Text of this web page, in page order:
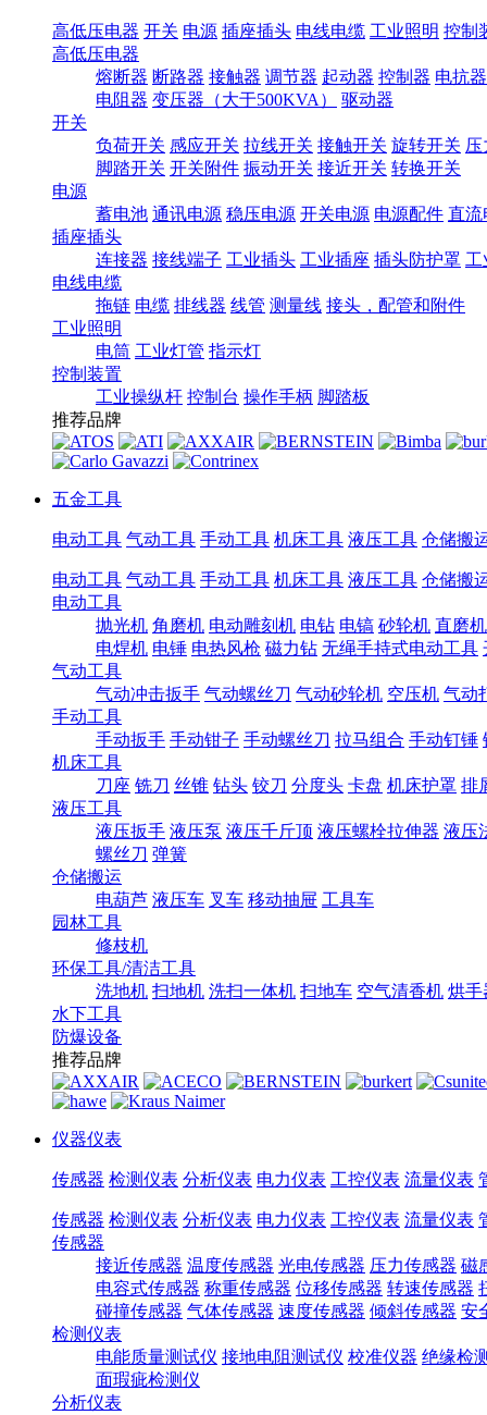
高低压电器 开关 电源 插座插头 电线电缆 工业照明 控制
高低压电器
熔断器 断路器 接触器 调节器 起动器 控制器 电抗器
电阻器 变压器（大于500KVA）
驱动器
开关
负荷开关 感应开关 拉线开关 接触开关 旋转开关 压
脚踏开关 开关附件 振动开关 接近开关 转换开关
电源
蓄电池 通讯电源 稳压电源 开关电源 电源配件 直流
插座插头
连接器 接线端子 工业插头 工业插座 插头防护罩 工
电线电缆
拖链 电缆 排线器 线管 测量线 接头，配管和附件
工业照明
电筒 工业灯管 指示灯
控制装置
工业操纵杆 控制台 操作手柄 脚踏板
推荐品牌
五金工具
电动工具 气动工具 手动工具 机床工具 液压工具 仓储搬
电动工具 气动工具 手动工具 机床工具 液压工具 仓储搬
电动工具
抛光机 角磨机 电动雕刻机 电钻 电镐 砂轮机 直磨机
电焊机 电锤 电热风枪 磁力钻 无绳手持式电动工具
气动工具
气动冲击扳手 气动螺丝刀 气动砂轮机 空压机 气动
手动工具
手动扳手 手动钳子 手动螺丝刀 拉马组合 手动钉锤
机床工具
刀座 铣刀 丝锥 钻头 铰刀 分度头 卡盘 机床护罩 排
液压工具
液压扳手 液压泵 液压千斤顶 液压螺栓拉伸器 液压
螺丝刀 弹簧
仓储搬运
电葫芦 液压车 叉车 移动抽屉 工具车
园林工具
修枝机
环保工具/清洁工具
洗地机 扫地机 洗扫一体机 扫地车 空气清香机 烘手
水下工具
防爆设备
推荐品牌
仪器仪表
传感器 检测仪表 分析仪表 电力仪表 工控仪表 流量仪表
传感器 检测仪表 分析仪表 电力仪表 工控仪表 流量仪表
传感器
接近传感器 温度传感器 光电传感器 压力传感器 磁
电容式传感器 称重传感器 位移传感器 转速传感器
碰撞传感器 气体传感器 速度传感器 倾斜传感器 安
检测仪表
电能质量测试仪 接地电阻测试仪 校准仪器 绝缘检
面瑕疵检测仪
分析仪表